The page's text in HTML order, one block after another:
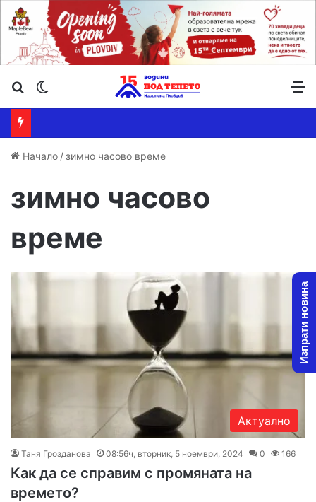
Търсене ...
Начало /зимно часово време
зимно часово
време
Актуално
Таня Грозданова 08:56ч, вторник, 5 ноември, 2024 0 166
Как да се справим с промяната на
времето?
Изпрати новина